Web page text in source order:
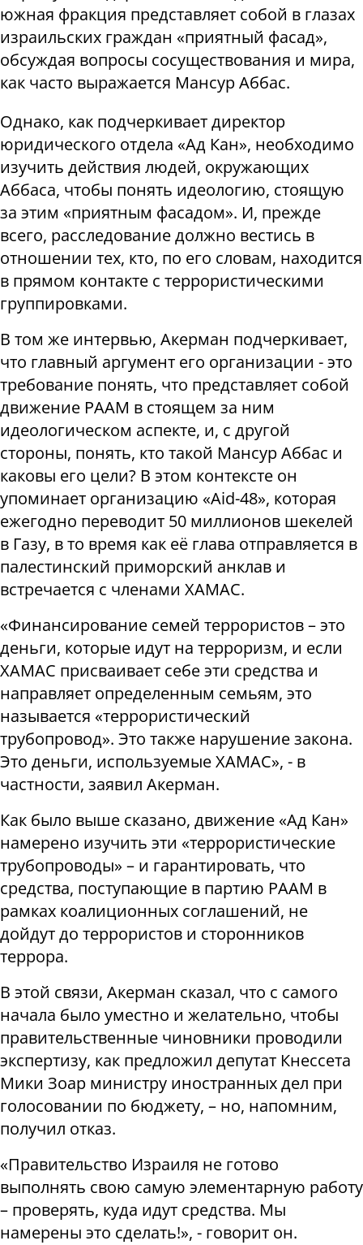
южная фракция представляет собой в глазах
израильских граждан «приятный фасад»,
обсуждая вопросы сосуществования и мира,
как часто выражается Мансур Аббас.
Однако, как подчеркивает директор
юридического отдела «Ад Кан», необходимо
изучить действия людей, окружающих
Аббаса, чтобы понять идеологию, стоящую
за этим «приятным фасадом». И, прежде
всего, расследование должно вестись в
отношении тех, кто, по его словам, находится
в прямом контакте с террористическими
группировками.
В том же интервью, Акерман подчеркивает,
что главный аргумент его организации - это
требование понять, что представляет собой
движение РААМ в стоящем за ним
идеологическом аспекте, и, с другой
стороны, понять, кто такой Мансур Аббас и
каковы его цели? В этом контексте он
упоминает организацию «Aid-48», которая
ежегодно переводит 50 миллионов шекелей
в Газу, в то время как её глава отправляется в
палестинский приморский анклав и
встречается с членами ХАМАС.
«Финансирование семей террористов – это
деньги, которые идут на терроризм, и если
ХАМАС присваивает себе эти средства и
направляет определенным семьям, это
называется «террористический
трубопровод». Это также нарушение закона.
Это деньги, используемые ХАМАС», - в
частности, заявил Акерман.
Как было выше сказано, движение «Ад Кан»
намерено изучить эти «террористические
трубопроводы» – и гарантировать, что
средства, поступающие в партию РААМ в
рамках коалиционных соглашений, не
дойдут до террористов и сторонников
террора.
В этой связи, Акерман сказал, что с самого
начала было уместно и желательно, чтобы
правительственные чиновники проводили
экспертизу, как предложил депутат Кнессета
Мики Зоар министру иностранных дел при
голосовании по бюджету, – но, напомним,
получил отказ.
«Правительство Израиля не готово
выполнять свою самую элементарную работу
– проверять, куда идут средства. Мы
намерены это сделать!», - говорит он.